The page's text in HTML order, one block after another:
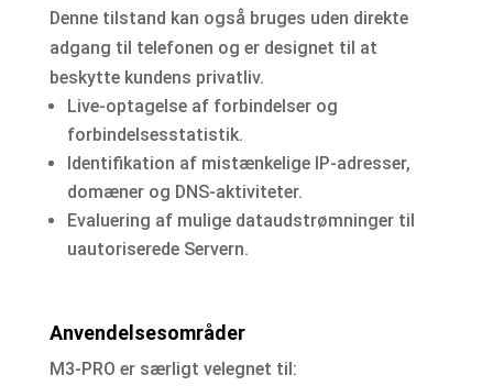
Denne tilstand kan også bruges uden direkte
adgang til telefonen og er designet til at
beskytte kundens privatliv.
Live-optagelse af forbindelser og
forbindelsesstatistik.
Identifikation af mistænkelige IP-adresser,
domæner og DNS-aktiviteter.
Evaluering af mulige dataudstrømninger til
uautoriserede Servern.
Anvendelsesområder
M3-PRO er særligt velegnet til: